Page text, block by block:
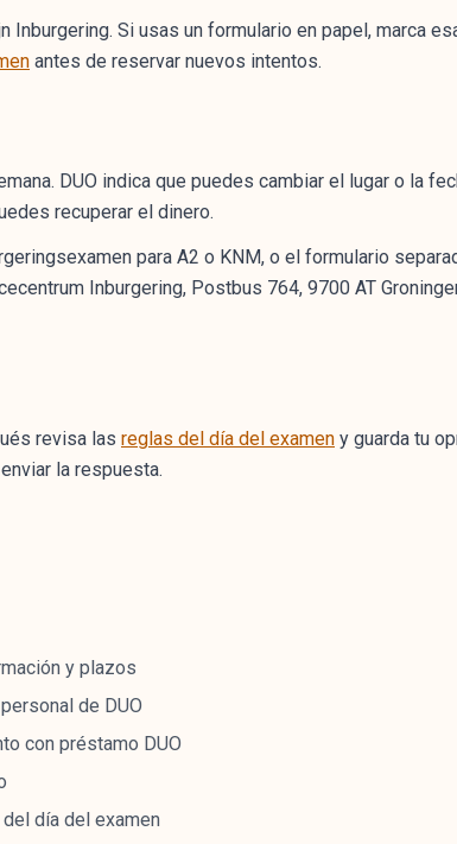
Si usas un formulario en papel, marca
antes de reservar nuevos intentos.
DUO indica que puedes cambiar el lugar o la
recuperar el dinero.
para A2 o KNM, o el formulario
Inburgering, Postbus 764, 9700 AT
revisa las reglas del día del examen y guarda tu
la respuesta.
y plazos
de DUO
con préstamo DUO
día del examen